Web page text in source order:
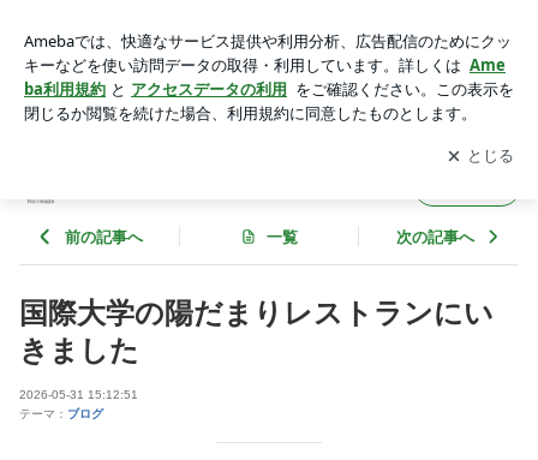
アプリをダウンロードして ブログの更新通知
を受け取りまし
ょう。
開く
前の記事へ 一覧 次の記事へ
国際大学の陽だまりレストランにい
きました
2026-05-31 15:12:51
テーマ： ブログ